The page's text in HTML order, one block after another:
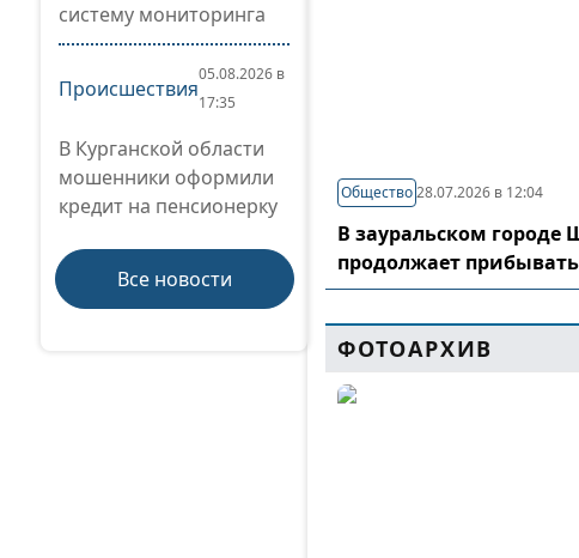
систему мониторинга
Происшествия
05.08.2026 в
17:35
В Курганской области
мошенники оформили
кредит на пенсионерку
Все новости
Общество28.07.2026 в 12:04
В зауральском городе
продолжает
ФОТОАРХИВ